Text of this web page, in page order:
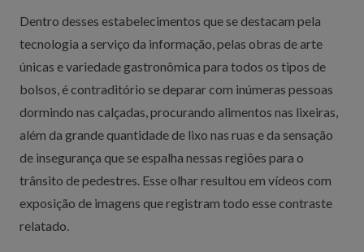
Dentro desses estabelecimentos que se destacam pela
tecnologia a serviço da informação, pelas obras de arte
únicas e variedade gastronômica para todos os tipos de
bolsos, é contraditório se deparar com inúmeras pessoas
dormindo nas calçadas, procurando alimentos nas lixeiras,
além da grande quantidade de lixo nas ruas e da sensação
de insegurança que se espalha nessas regiões para o
trânsito de pedestres. Esse olhar resultou em vídeos com
exposição de imagens que registram todo esse contraste
relatado.